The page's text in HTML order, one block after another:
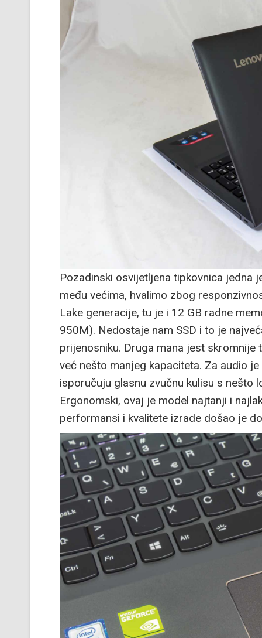
Pozadinski osvijetljena tipkovnica jedna
među većima, hvalimo zbog
Lake generacije, tu je i 12 GB radne
950M). Nedostaje nam SSD i to je
prijenosniku. Druga mana jest
već nešto manjeg kapaciteta. Za audio
isporučuju glasnu zvučnu kulisu s nešto
Ergonomski, ovaj je model najtanji i
performansi i kvalitete izrade došao je